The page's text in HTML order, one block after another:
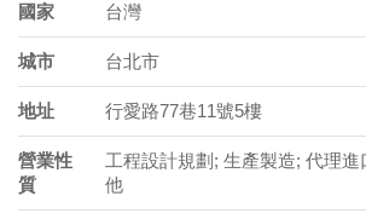
國家 台灣
城市 台北市
地址 行愛路77巷11號5樓
營業性
質
工程設計規劃; 生產製造; 代理
他